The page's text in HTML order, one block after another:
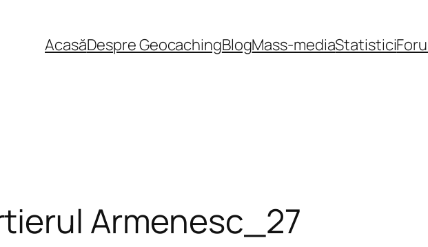
AcasăDespre GeocachingBlogMass-mediaStatistici
Armenesc_27